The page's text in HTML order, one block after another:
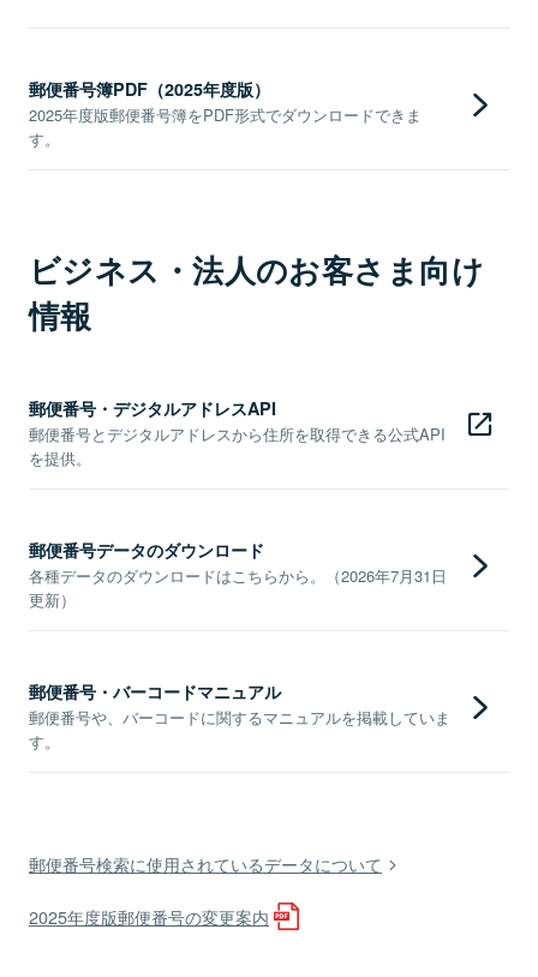
郵便番号簿PDF（2025年度版）
2025年度版郵便番号簿をPDF形式でダウンロードできま
す。
ビジネス・法人のお客さま向け
情報
郵便番号・デジタルアドレスAPI
郵便番号とデジタルアドレスから住所を取得できる公式API
を提供。
郵便番号データのダウンロード
各種データのダウンロードはこちらから。（2026年7月31日
更新）
郵便番号・バーコードマニュアル
郵便番号や、バーコードに関するマニュアルを掲載していま
す。
郵便番号検索に使用されているデータについて
2025年度版郵便番号の変更案内